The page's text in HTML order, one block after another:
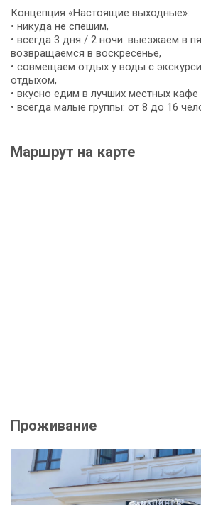
Концепция «Настоящие выходные»:
• никуда не спешим,
• всегда 3 дня / 2 ночи: выезжаем в
возвращаемся в воскресенье,
• совмещаем отдых у воды с
отдыхом,
• вкусно едим в лучших местных кафе
• всегда малые группы: от 8 до 16
Маршрут на карте
Проживание